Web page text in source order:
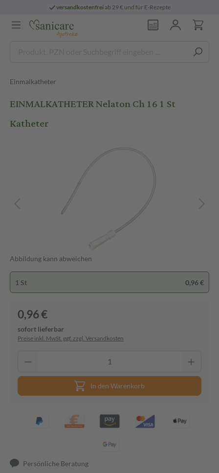
versandkostenfreiab 29 € und für E-Rezepte
Einmalkatheter
EINMALKATHETER Nelaton Ch 16 1 St
Katheter
Abbildung kann abweichen
1 St 0,96 €
0,96 €
sofort lieferbar
Preise inkl. MwSt. ggf. zzgl. Versandkosten
In den Warenkorb
Persönliche Beratung